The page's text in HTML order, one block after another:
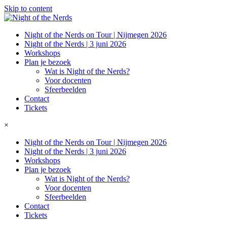
Skip to content
Night of the Nerds on Tour | Nijmegen 2026
Night of the Nerds | 3 juni 2026
Workshops
Plan je bezoek
Wat is Night of the Nerds?
Voor docenten
Sfeerbeelden
Contact
Tickets
×
Night of the Nerds on Tour | Nijmegen 2026
Night of the Nerds | 3 juni 2026
Workshops
Plan je bezoek
Wat is Night of the Nerds?
Voor docenten
Sfeerbeelden
Contact
Tickets